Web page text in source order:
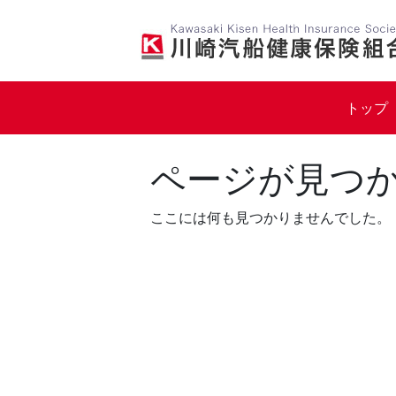
トップ
ページが見つ
ここには何も見つかりませんでした。